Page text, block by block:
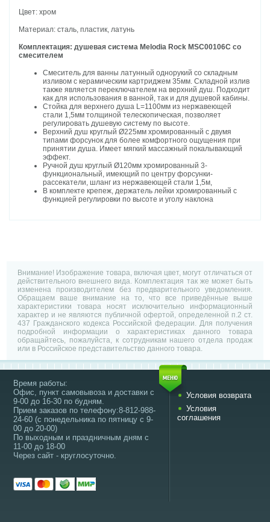
Цвет: хром
Материал: сталь, пластик, латунь
Комплектация: душевая система Melodia Rock MSC00106C со
смесителем
Смеситель для ванны латунный однорукий со складным
изливом с керамическим картриджем 35мм. Складной излив
также является переключателем на верхний душ. Подходит
как для использования в ванной, так и для душевой кабины.
Стойка для верхнего душа L=1100мм из нержавеющей
стали 1,5мм толщиной телескопическая, позволяет
регулировать душевую систему по высоте.
Верхний душ круглый Ø225мм хромированный с двумя
типами форсунок для более комфортного ощущения при
принятии душа. Имеет мягкий массажный покалывающий
эффект.
Ручной душ круглый Ø120мм хромированный 3-
функциональный, имеющий по центру форсунки-
рассекатели, шланг из нержавеющей стали 1,5м,
В комплекте крепеж, держатель лейки хромированный с
функцией регулировки по высоте и уголу наклона
Внимание! Изображение товара, включая цвет, могут отличаться от
действительного внешнего вида. Комплектация так же может быть
изменена производителем без предварительного уведомления.
Обращаем ваше внимание на то, что все приведённые выше
характеристики товара носят исключительно информационный
характер и не являются публичной офертой, определенной п.2 ст.
437 Гражданского кодекса Российской федерации. Для получения
подробной информации о характеристиках данного товара
обращайтесь, пожалуйста, к сотрудникам нашего отдела продаж
или в Российское представительство данного товара.
Время работы:
Офис, пункт самовывоза и доставки с
9-00 до 16-30 по будням.
Прием заказов по телефону:8-812-988-
24-60 (с понедельника по пятницу с 9-
00 до 20-00)
По выходным и праздничным дням с
11-00 до 18-00
Через сайт - круглосуточно.
Условия возврата
Условия
соглашения